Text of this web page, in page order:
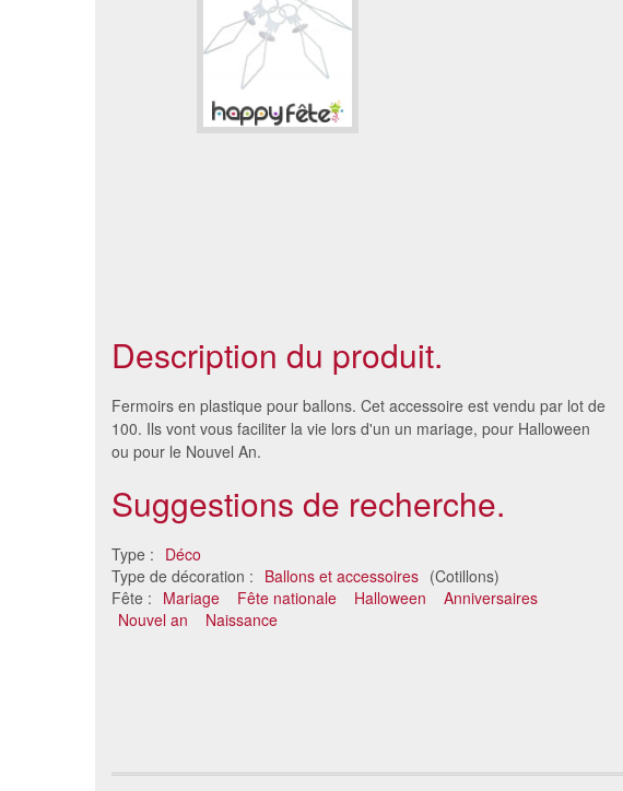
Description du produit.
Fermoirs en plastique pour ballons. Cet accessoire est vendu par lot de
100. Ils vont vous faciliter la vie lors d'un un mariage, pour Halloween
ou pour le Nouvel An.
Suggestions de recherche.
Type : Déco
Type de décoration : Ballons et accessoires (Cotillons)
Fête : Mariage Fête nationale Halloween
Anniversaires
Nouvel an
Naissance